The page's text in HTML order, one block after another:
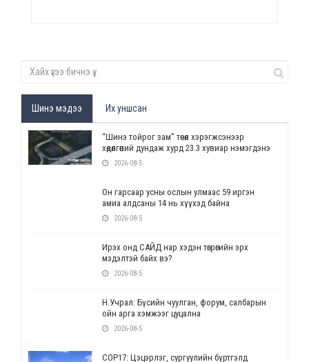
Шинэ мэдээ Их уншсан
“Шинэ тойрог зам” төсөл хэрэгжсэнээр
хөдөлгөөний дундаж хурд 23.3 хувиар нэмэгдэнэ
2026-08-5
Он гарсаар усны ослын улмаас 59 иргэн
амиа алдсаны 14 нь хүүхэд байна
2026-08-5
Ирэх онд САЙД нар хэдэн төгрөгийн эрх
мэдэлтэй байх вэ?
2026-08-5
Н.Учрал: Бүсийн чуулган, форум, салбарын
ойн арга хэмжээг цуцална
2026-08-5
СОР17: Цэцэрлэг, сургуулийн бүртгэлд